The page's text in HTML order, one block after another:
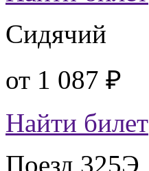
Сидячий
от 1 087 ₽
Найти билет
Поезд 325Э